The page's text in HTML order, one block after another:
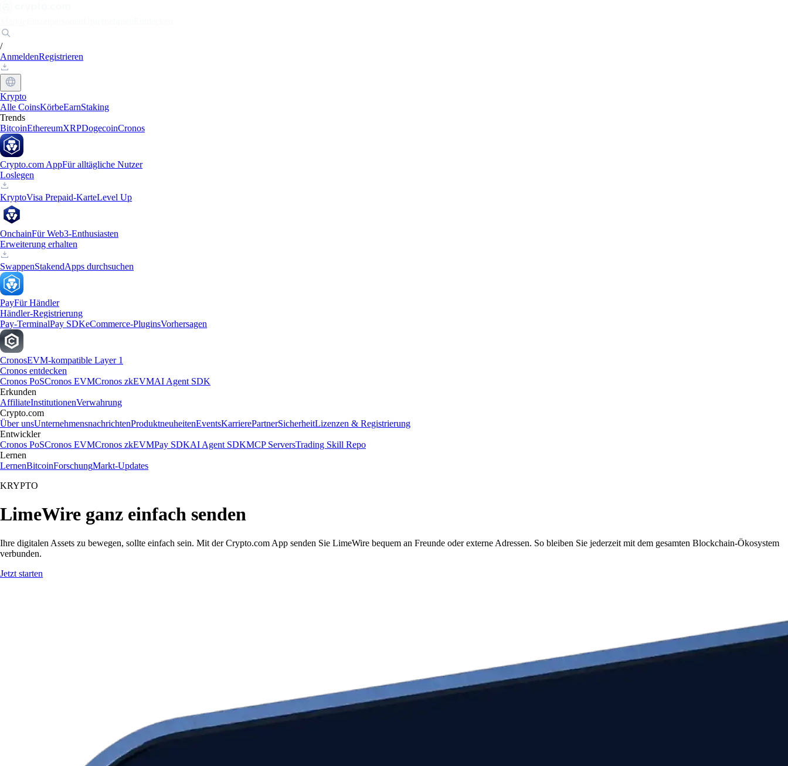
/
AnmeldenRegistrieren
Krypto
Alle CoinsKörbeEarnStaking
Trends
BitcoinEthereumXRPDogecoinCronos
Crypto.com AppFür alltägliche Nutzer
Loslegen
KryptoVisa Prepaid-KarteLevel Up
OnchainFür Web3-Enthusiasten
Erweiterung erhalten
SwappenStakendApps durchsuchen
PayFür Händler
Händler-Registrierung
Pay-TerminalPay SDKeCommerce-PluginsVorhersagen
CronosEVM-kompatible Layer 1
Cronos entdecken
Cronos PoSCronos EVMCronos zkEVMAI Agent SDK
Erkunden
AffiliateInstitutionenVerwahrung
Crypto.com
Über unsUnternehmensnachrichtenProduktneuheitenEventsKarrierePartnerSicherheitLizenzen & Registrierung
Entwickler
Cronos PoSCronos EVMCronos zkEVMPay SDKAI Agent SDKMCP ServersTrading Skill Repo
Lernen
LernenBitcoinForschungMarkt-Updates
KRYPTO
LimeWire ganz einfach senden
Ihre digitalen Assets zu bewegen, sollte einfach sein. Mit der Crypto.com App senden Sie LimeWire bequem an Freunde oder externe Adressen. So bleiben Sie jederzeit mit dem gesamten Blockchain-Ökosystem
verbunden.
Jetzt starten